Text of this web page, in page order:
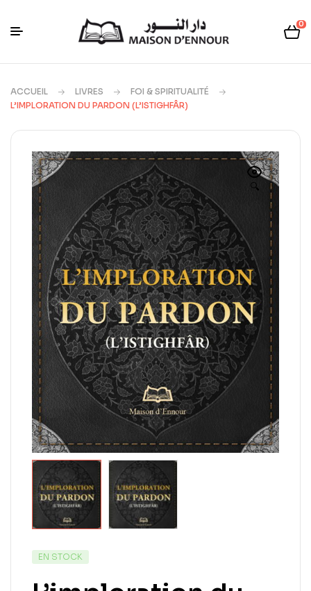
0
ACCUEIL LIVRES
FOI & SPIRITUALITÉ
L’IMPLORATION DU PARDON (L’ISTIGHFÂR)
🔍
EN STOCK